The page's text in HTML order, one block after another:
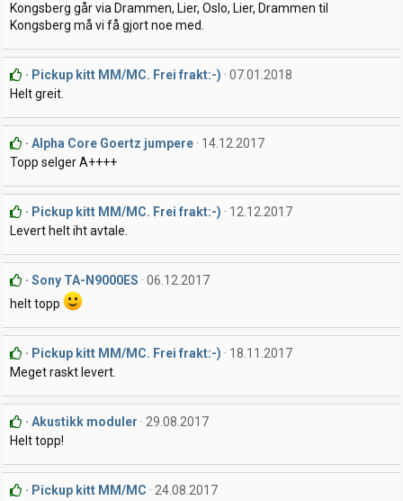
Kongsberg går via Drammen, Lier, Oslo, Lier, Drammen til
Kongsberg må vi få gjort noe med.
Pickup kitt MM/MC. Frei frakt:-)
07.01.2018
Helt greit.
Alpha Core Goertz jumpere
14.12.2017
Topp selger A++++
Pickup kitt MM/MC. Frei frakt:-)
12.12.2017
Levert helt iht avtale.
Sony TA-N9000ES
06.12.2017
helt topp
Pickup kitt MM/MC. Frei frakt:-)
18.11.2017
Meget raskt levert.
Akustikk moduler
29.08.2017
Helt topp!
Pickup kitt MM/MC
24.08.2017